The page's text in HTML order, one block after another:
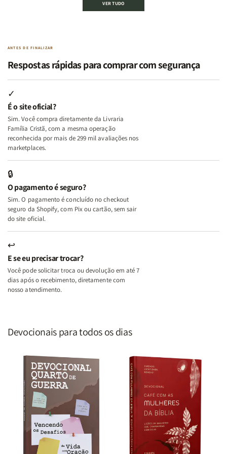
|
Minhas
Lutas
e
Deus
+
A
Mulher
Lar
Edificando
Eu,
Minhas
Lutas
+
A
Lar
Mulher
Segundo
Mulher
Segundo
VER TUDO
ANTES DE FINALIZAR
Respostas rápidas para comprar com segurança
✓
É o site oficial?
Sim. Você compra diretamente da Livraria
Família Cristã, com a mesma operação
reconhecida por mais de 299 mil avaliações nos
marketplaces.
🔒
O pagamento é seguro?
Sim. O pagamento é concluído no checkout
seguro da Shopify, com Pix ou cartão, sem sair
do site oficial.
↩
E se eu precisar trocar?
Você pode solicitar troca ou devolução em até 7
dias após o recebimento, diretamente com
nosso atendimento.
Devocionais para todos os dias